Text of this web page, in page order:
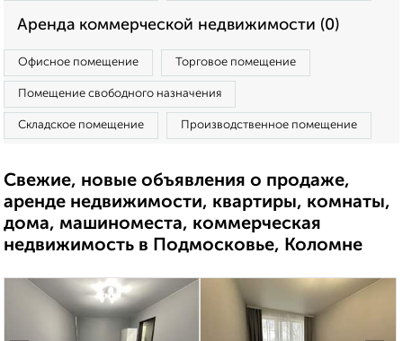
Аренда коммерческой недвижимости (0)
Офисное помещение Торговое помещение
Помещение свободного назначения
Складское помещение Производственное помещение
Свежие, новые объявления о продаже,
аренде недвижимости, квартиры, комнаты,
дома, машиноместа, коммерческая
недвижимость в Подмосковье, Коломне